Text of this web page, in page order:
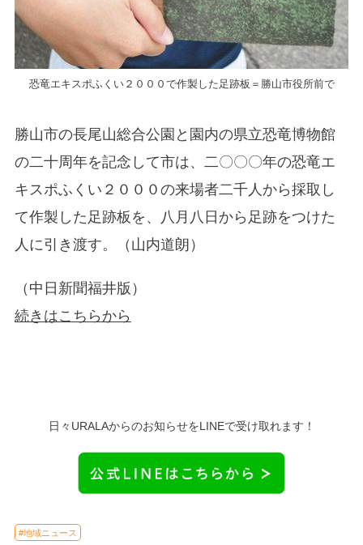
恐竜エキスポふくい２０００で作製した足跡板＝勝山市役所前で
勝山市の長尾山総合公園と園内の県立恐竜博物館
の二十周年を記念して市は、二〇〇〇年の恐竜エ
キスポふくい２０００の来場者二千人から採取し
て作製した足跡板を、八月八日から足跡をつけた
人に引き渡す。（山内道朗）
（中日新聞福井版）
続きはこちらから
日々URALAからのお知らせをLINEで受け取れます！
#地域ニュース